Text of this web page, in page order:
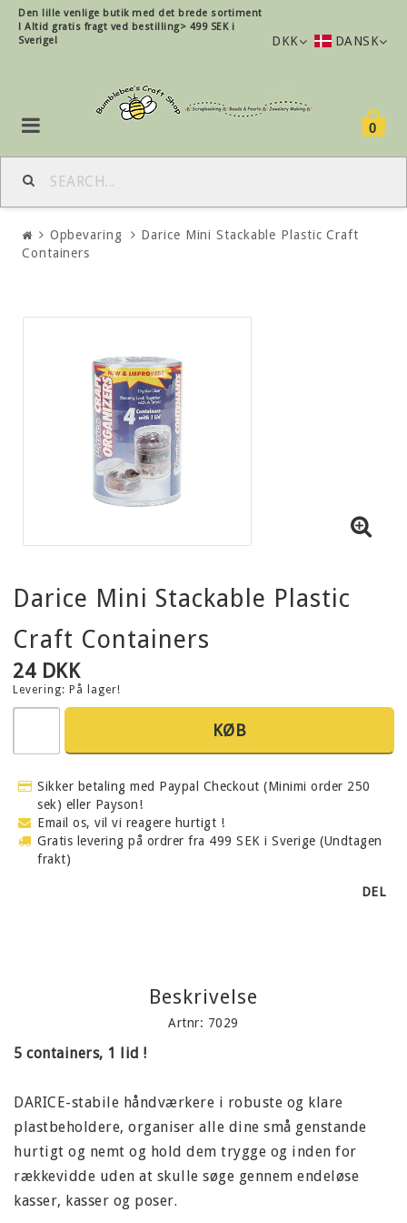
Den lille venlige butik med det brede sortiment
! Altid gratis fragt ved bestilling> 499 SEK i
Sverige!
DKK DANSK
0
Opbevaring
Darice Mini Stackable Plastic Craft
Containers
Darice Mini Stackable Plastic
Craft Containers
24 DKK
Levering: På lager!
KØB
Sikker betaling med Paypal Checkout (Minimi order 250
sek) eller Payson!
Email os, vil vi reagere hurtigt !
Gratis levering på ordrer fra 499 SEK i Sverige (Undtagen
frakt)
DEL
Beskrivelse
Artnr: 7029
5 containers, 1 lid !
DARICE-stabile håndværkere i robuste og klare
plastbeholdere, organiser alle dine små genstande
hurtigt og nemt og hold dem trygge og inden for
rækkevidde uden at skulle søge gennem endeløse
kasser, kasser og poser.